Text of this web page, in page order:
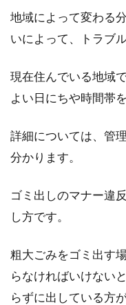
み
ト
気
は
ア
後
地域によって変わる
いによって、トラブ
現在住んでいる地域
よい日にちや時間帯
詳細については、管
分かります。
ゴミ出しのマナー違
し方です。
粗大ごみをゴミ出す
らなければいけない
らずに出している方